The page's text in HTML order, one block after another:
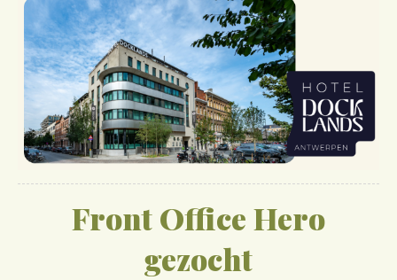
Front Office Hero
gezocht